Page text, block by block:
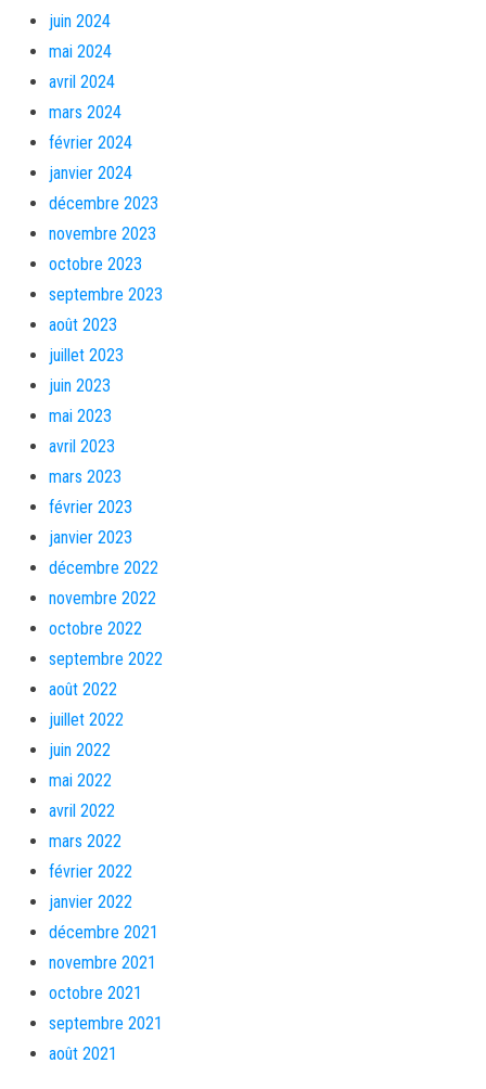
juin 2024
mai 2024
avril 2024
mars 2024
février 2024
janvier 2024
décembre 2023
novembre 2023
octobre 2023
septembre 2023
août 2023
juillet 2023
juin 2023
mai 2023
avril 2023
mars 2023
février 2023
janvier 2023
décembre 2022
novembre 2022
octobre 2022
septembre 2022
août 2022
juillet 2022
juin 2022
mai 2022
avril 2022
mars 2022
février 2022
janvier 2022
décembre 2021
novembre 2021
octobre 2021
septembre 2021
août 2021